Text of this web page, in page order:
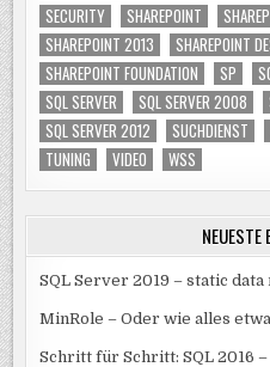
SECURITY
SHAREPOINT
SHAREPOINT 2013
SHAREPOINT
SHAREPOINT FOUNDATION
SP
SQL SERVER
SQL SERVER 2008
SQL SERVER 2012
SUCHDIENST
TUNING
VIDEO WSS
NEUESTE
SQL Server 2019 – static
MinRole – Oder wie alles
Schritt für Schritt: SQL 2016